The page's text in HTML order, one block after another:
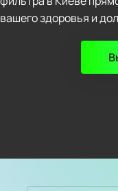
вашего здоровья и